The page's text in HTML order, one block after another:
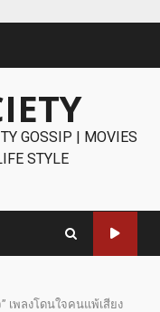
GOSSIP | MOVIES
STYLE
เพลงโดนใจคนแพ้เสียง